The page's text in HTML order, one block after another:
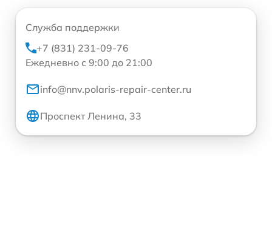
Служба поддержки
+7 (831) 231-09-76
Ежедневно с 9:00 до 21:00
info@nnv.polaris-repair-center.ru
Проспект Ленина, 33